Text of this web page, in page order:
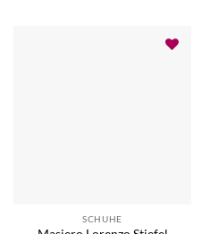
SCHUHE